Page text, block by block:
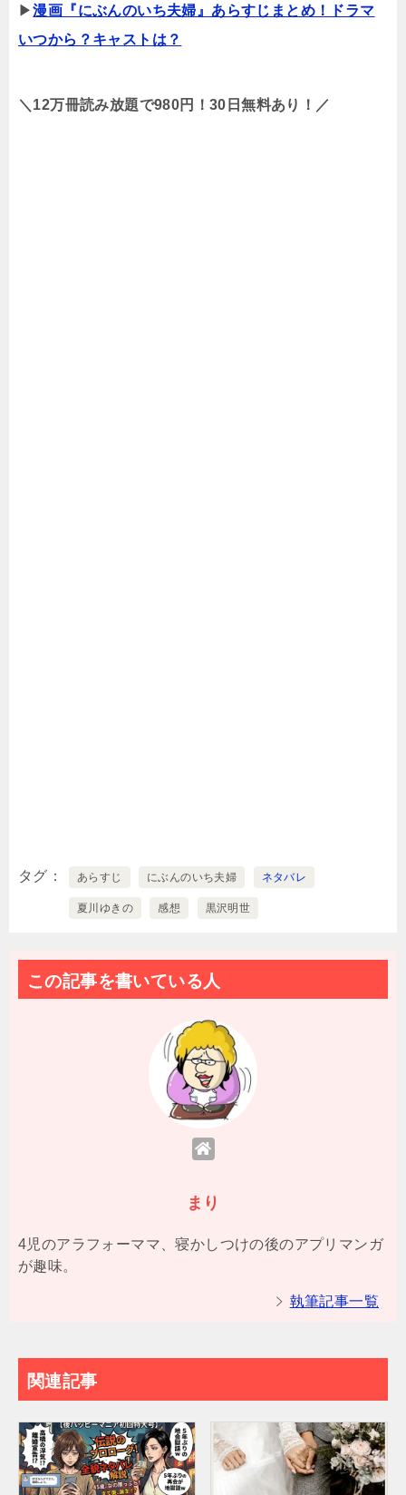
▶漫画『にぶんのいち夫婦』あらすじまとめ！ドラマ
いつから？キャストは？
＼12万冊読み放題で980円！30日無料あり！／
タグ あらすじ にぶんのいち夫婦 ネタバレ
夏川ゆきの 感想 黒沢明世
この記事を書いている人
まり
4児のアラフォーママ、寝かしつけの後のアプリマンガ
が趣味。
執筆記事一覧
関連記事